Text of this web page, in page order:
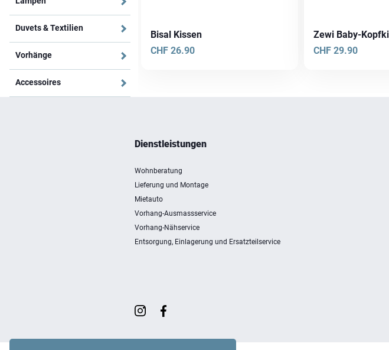
Duvets & Textilien
Vorhänge
Accessoires
Bisal Kissen
CHF 26.90
Zewi Baby-
CHF 29.90
Dienstleistungen
Wohnberatung
Lieferung und Montage
Mietauto
Vorhang-Ausmassservice
Vorhang-Nähservice
Entsorgung, Einlagerung und Ersatzteilservice